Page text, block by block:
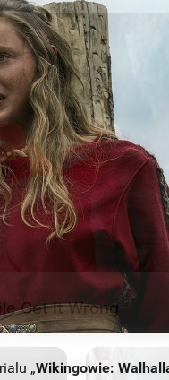
„Wikingowie:
Get It Wrong